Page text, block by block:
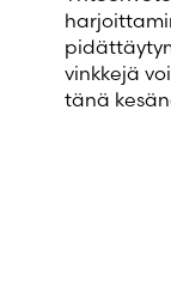
vinkkejä
tänä